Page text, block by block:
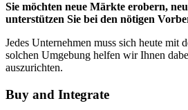
Sie möchten neue Märkte erobern,
unterstützen Sie bei den nötigen
Jedes Unternehmen muss sich heute
solchen Umgebung helfen wir Ihnen
auszurichten.
Buy and Integrate